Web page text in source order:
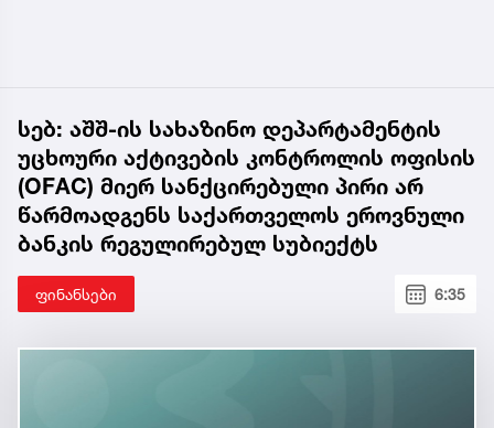
სებ: აშშ-ის სახაზინო დეპარტამენტის
უცხოური აქტივების კონტროლის ოფისის
(OFAC) მიერ სანქცირებული პირი არ
წარმოადგენს საქართველოს ეროვნული
ბანკის რეგულირებულ სუბიექტს
ფინანსები 6:35